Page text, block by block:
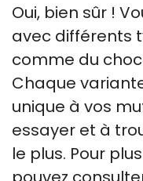
Oui, bien sûr !
avec différents
comme du
Chaque
unique à vos
essayer et à
le plus. Pour